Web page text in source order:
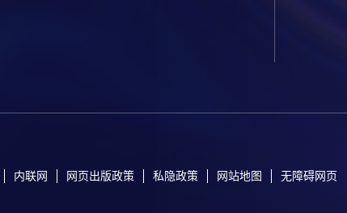
内联网 网页出版政策 私隐政策 网站地图 无障碍网页